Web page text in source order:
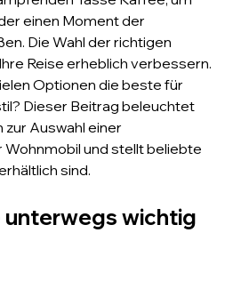
einen Moment der
Die Wahl der richtigen
Reise erheblich verbessern.
Optionen die beste für
Dieser Beitrag beleuchtet
Auswahl einer
und stellt beliebte
sind.
unterwegs wichtig